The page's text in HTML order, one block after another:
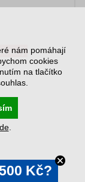
nám pomáhají
cookies
na tlačítko
.
Kč?